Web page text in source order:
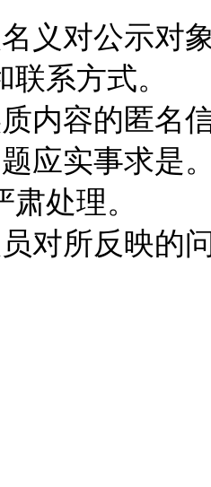
义对公示对
系方式。
内容的匿名
应实事求是
处理。
对所反映的